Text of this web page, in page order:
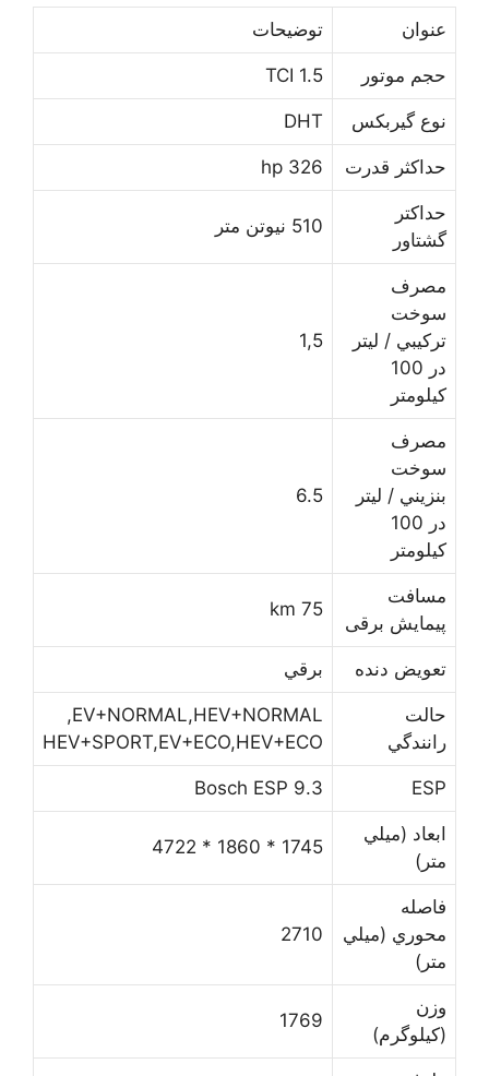
ﻋﻨﻮﺍﻥ ﺗﻮﺿﻴﺤﺎﺕ
ﺣﺠﻢ ﻣﻮﺗﻮﺭ 1.5 TCI
ﻧﻮﻉ ﮔﻴﺮﺑﻜﺲ DHT
ﺣﺪﺍﻛﺜﺮ ﻗﺪﺭﺕ 326 hp
ﺣﺪﺍﻛﺘﺮ
ﮔﺸﺘﺎﻭﺭ
510 نیوتن متر
ﻣﺼﺮﻑ
ﺳﻮﺧﺖ
ﺗﺮﻛﻴﺒﻲ / لیتر
در 100
کیلومتر
1,5
ﻣﺼﺮﻑ
ﺳﻮﺧﺖ
ﺑﻨﺰﻳﻨﻲ / لیتر
در 100
کیلومتر
6.5
ﻣﺴﺎﻓﺖ
ﭘﻴﻤﺎﻳﺶ برقی
75 km
ﺗﻌﻮﻳﺾ ﺩﻧﺪﻩ ﺑﺮﻗﻲ
ﺣﺎﻟﺖ
ﺭﺍﻧﻨﺪﮔﻲ
EV+NORMAL,HEV+NORMAL,
HEV+SPORT,EV+ECO,HEV+ECO
ESP
Bosch ESP 9.3
ﺍﺑﻌﺎﺩ (ﻣﻴﻠﻲ
ﻣﺘﺮ)
1745 * 1860 * 4722
ﻓﺎﺻﻠﻪ
ﻣﺤﻮﺭﻱ (ﻣﻴﻠﻲ
ﻣﺘﺮ)
2710
ﻭﺯﻥ
(ﻛﻴﻠﻮﮔﺮﻡ)
1769